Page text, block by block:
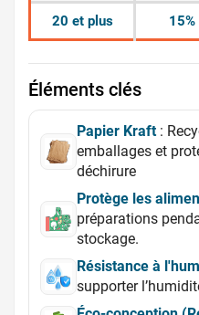
20 et plus 15%
Éléments clés
Papier Kraft:
emballages et
déchirure
Protège les
préparations
stockage.
Résistance à
supporter